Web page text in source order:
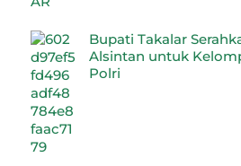
Bupati Takalar
Alsintan untuk
Polri